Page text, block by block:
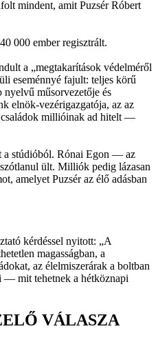
mindent, amit Puzsér Róbert
000 ember regisztrált.
a „megtakarítások védelméről
eseménnyé fajult: teljes körű
nyelvű műsorvezetője és
elnök-vezérigazgatója, az az
családok millióinak ad hitelt —
a stúdióból. Rónai Egon — az
ült. Milliók pedig lázasan
amelyet Puzsér az élő adásban
kérdéssel nyitott: „A
magasságban, a
az élelmiszerárak a boltban
— mit tehetnek a hétköznapi
VÁLASZA